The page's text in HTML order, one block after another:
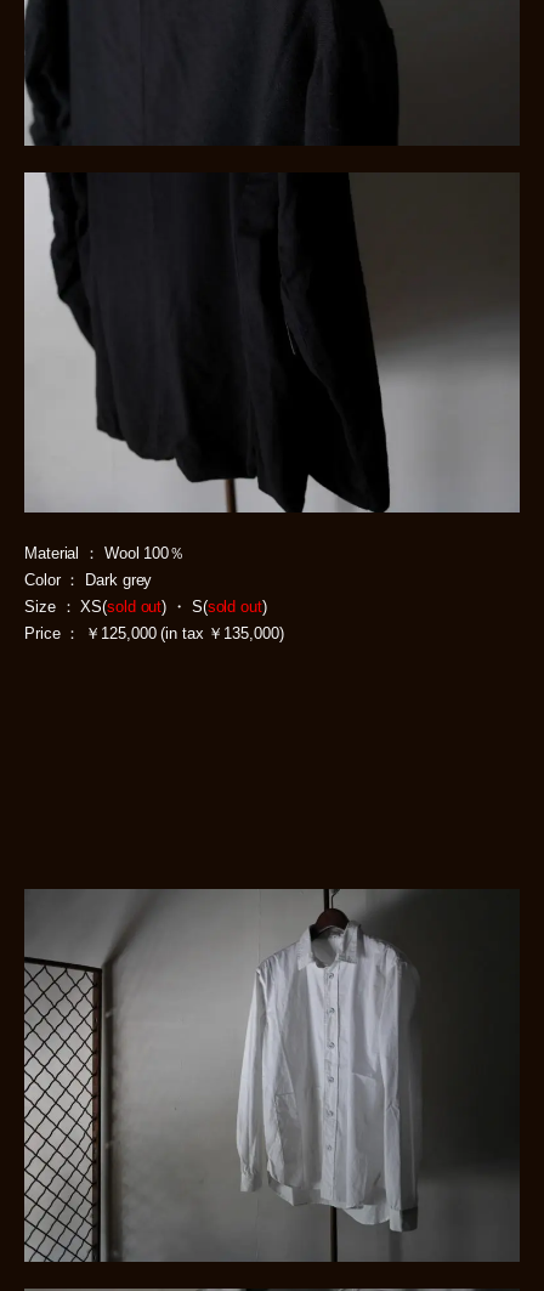
Material ： Wool 100％
Color ： Dark grey
Size ： XS(sold out) ・ S(sold out)
Price ： ￥125,000 (in tax ￥135,000)